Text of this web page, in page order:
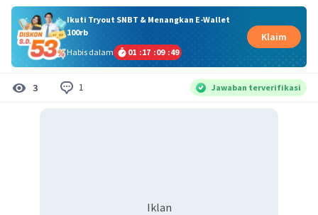
Ikuti Tryout SNBT & Menangkan E-Wallet
100rb
Habis dalam
01 :17 :09 :48
Klaim
3 1 Jawaban terverifikasi
Iklan